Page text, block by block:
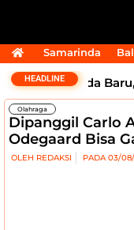
Samarinda
HEADLINE
Nahkoda Baru,
Olahraga
Dipanggil Carlo
Odegaard Bisa
OLEH REDAKSI PADA03/